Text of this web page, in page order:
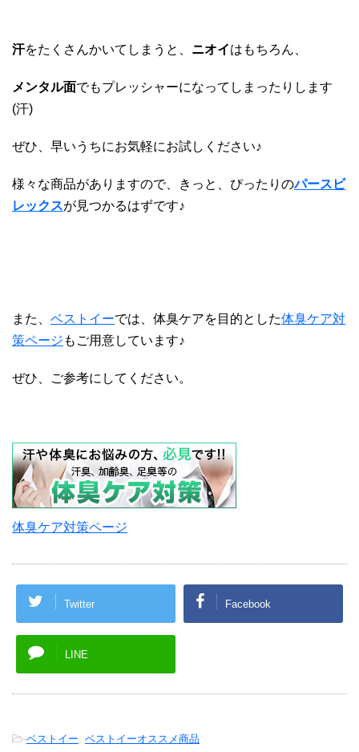
汗をたくさんかいてしまうと、 ニオイはもちろん、
メンタル面でもプレッシャーになってしまったりします
(汗)
ぜひ、早いうちにお気軽にお試しください♪
様々な商品がありますので、きっと、ぴったりのパースビ
レックスが見つかるはずです♪
また、 ベストイーでは、体臭ケアを目的とした体臭ケア対
策ページ もご用意しています♪
ぜひ、ご参考にしてください。
体臭ケア対策ページ
Twitter Facebook
LINE
-ベストイー, ベストイーオススメ商品